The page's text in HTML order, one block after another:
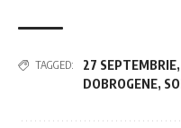
TAGGED: 27 SEPTEMBRIE,
DOBROGENE,